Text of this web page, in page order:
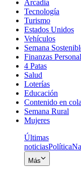
Arcadia
Tecnología
Turismo
Estados Unidos
Vehículos
Semana
Finanzas
4 Patas
Salud
Loterías
Educación
Contenido en
Semana Rural
Mujeres
Últimas
noticiasPolítica
Más